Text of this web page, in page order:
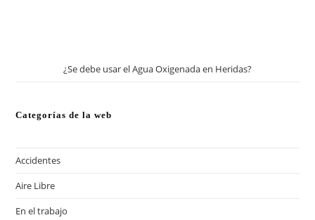
¿Se debe usar el Agua Oxigenada en Heridas?
Categorías de la web
Accidentes
Aire Libre
En el trabajo